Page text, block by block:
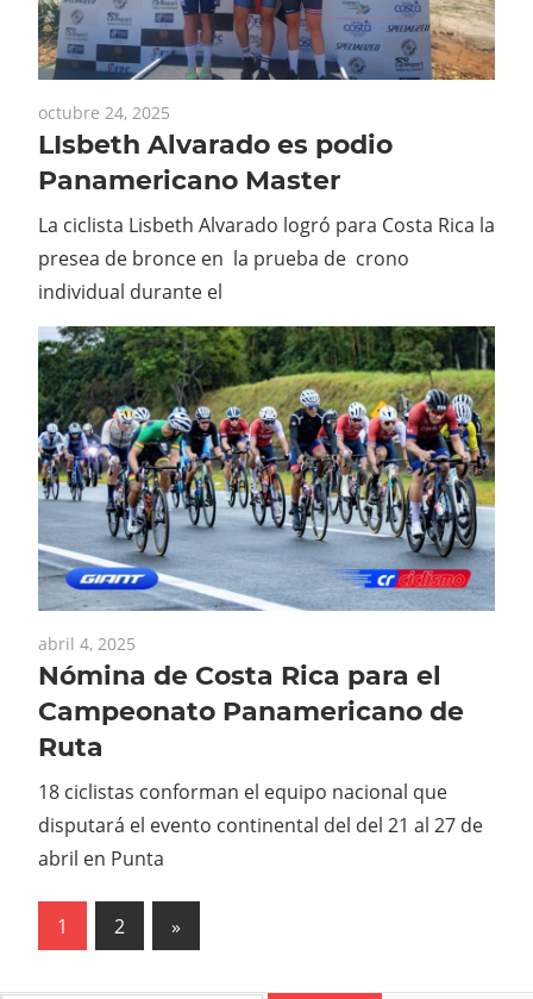
octubre 24, 2025
LIsbeth Alvarado es podio
Panamericano Master
La ciclista Lisbeth Alvarado logró para Costa Rica la
presea de bronce en la prueba de crono
individual durante el
abril 4, 2025
Nómina de Costa Rica para el
Campeonato Panamericano de
Ruta
18 ciclistas conforman el equipo nacional que
disputará el evento continental del del 21 al 27 de
abril en Punta
Paginación
1 2
Next
Posts
»